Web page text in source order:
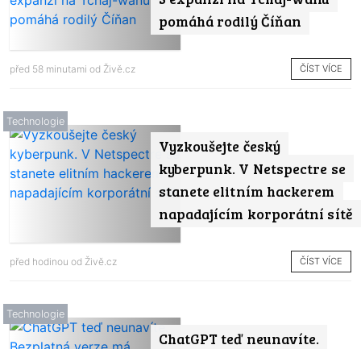
pomáhá rodilý Číňan
před 58 minutami od Živě.cz ČÍST VÍCE
Vyzkoušejte český
kyberpunk. V Netspectre se
stanete elitním hackerem
napadajícím korporátní sítě
Technologie
před hodinou od Živě.cz ČÍST VÍCE
ChatGPT teď neunavíte.
Technologie